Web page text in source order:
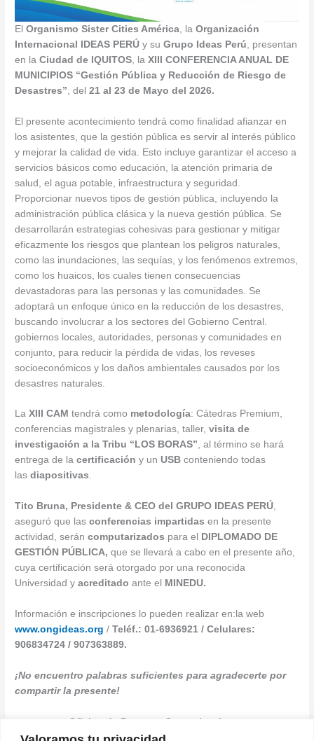
ElOrganismo Sister Cities América , laOrganización
Internacional IDEAS PERÚ y suGrupo Ideas Perú , presentan
en laCiudad de IQUITOS , la XIII CONFERENCIA ANUAL DE
MUNICIPIOS “Gestión Pública y Reducción de Riesgo de
Desastres” , del21 al 23 de Mayo del 2026.
El presente acontecimiento tendrá como finalidad afianzar en
los asistentes, que la gestión pública es servir al interés público
y mejorar la calidad de vida. Esto incluye garantizar el acceso a
servicios básicos como educación, la atención primaria de
salud, el agua potable, infraestructura y seguridad.
Proporcionar nuevos tipos de gestión pública, incluyendo la
administración pública clásica y la nueva gestión pública. Se
desarrollarán estrategias cohesivas para gestionar y mitigar
eficazmente los riesgos que plantean los peligros naturales,
como las inundaciones, las sequías, y los fenómenos extremos,
como los huaicos, los cuales tienen consecuencias
devastadoras para las personas y las comunidades. Se
adoptará un enfoque único en la reducción de los desastres,
buscando involucrar a los sectores del Gobierno Central.
gobiernos locales, autoridades, personas y comunidades en
conjunto, para reducir la pérdida de vidas, los reveses
socioeconómicos y los daños ambientales causados ​​por los
desastres naturales.
LaXIII CAM tendrá como metodología: Cátedras Premium,
conferencias magistrales y plenarias, taller,visita de
investigación a la Tribu “LOS BORAS”, al término se hará
entrega de lacertificación y un USB conteniendo todas
lasdiapositivas.
Tito Bruna, Presidente & CEO del GRUPO IDEAS PERÚ,
aseguró que lasconferencias impartidas en la presente
actividad, seráncomputarizados para el
DIPLOMADO DE
GESTIÓN PÚBLICA, que se llevará a cabo en el presente año,
cuya certificación será otorgado por una reconocida
Universidad yacreditado ante el MINEDU.
Información e inscripciones lo pueden realizar en:la web
www.ongideas.org /Teléf.: 01-6936921 / Celulares:
906834724 / 907363889.
¡No encuentro palabras suficientes para agradecerte por
compartir la presente!
Oficina de Prensa y Comunicaciones